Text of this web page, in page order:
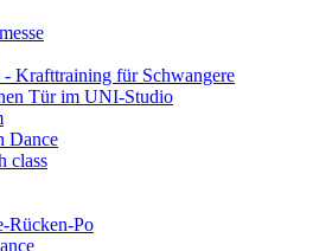
Krafttraining für Schwangere
Tür im UNI-Studio
Dance
class
Rücken-Po